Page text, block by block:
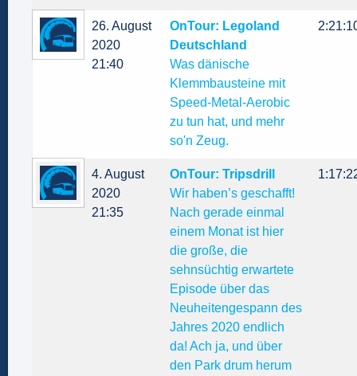
26. August
2020
21:40
OnTour: Legoland
Deutschland
Was dänische
Klemmbausteine mit
Speed-Metal-Aerobic
zu tun hat, und mehr
so'n Zeug.
4. August
2020
21:35
OnTour: Tripsdrill
Wir haben’s geschafft!
Nach gerade einmal
einem Monat ist hier
die große, die
sehnsüchtig erwartete
Episode über das
Neuheitengespann des
Jahres 2020 endlich
da! Ach ja, und über
den Park drum herum